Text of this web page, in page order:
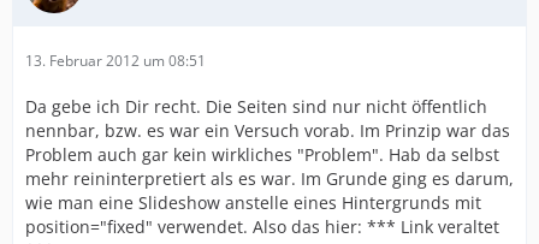
13. Februar 2012 um 08:51
Da gebe ich Dir recht. Die Seiten sind nur nicht öffentlich
nennbar, bzw. es war ein Versuch vorab. Im Prinzip war das
Problem auch gar kein wirkliches "Problem". Hab da selbst
mehr reininterpretiert als es war. Im Grunde ging es darum,
wie man eine Slideshow anstelle eines Hintergrunds mit
position="fixed" verwendet. Also das hier: *** Link veraltet